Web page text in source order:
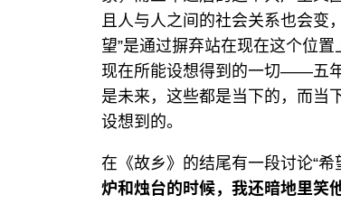
且人与人之间的社会关系也会变
望”是通过摒弃站在现在这个位
现在所能设想得到的一切——五
是未来，这些都是当下的，而当
设想到的。
在《故乡》的结尾有一段讨论“希
炉和烛台的时候，我还暗地里笑